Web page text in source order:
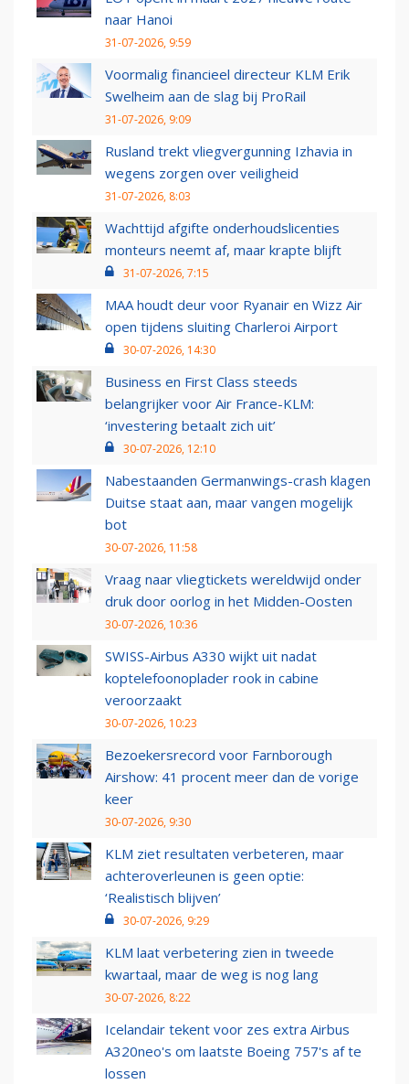
naar Hanoi
31-07-2026, 9:59
Voormalig financieel directeur KLM Erik
Swelheim aan de slag bij ProRail
31-07-2026, 9:09
Rusland trekt vliegvergunning Izhavia in
wegens zorgen over veiligheid
31-07-2026, 8:03
Wachttijd afgifte onderhoudslicenties
monteurs neemt af, maar krapte blijft
31-07-2026, 7:15
MAA houdt deur voor Ryanair en Wizz Air
open tijdens sluiting Charleroi Airport
30-07-2026, 14:30
Business en First Class steeds
belangrijker voor Air France-KLM:
‘investering betaalt zich uit’
30-07-2026, 12:10
Nabestaanden Germanwings-crash klagen
Duitse staat aan, maar vangen mogelijk
bot
30-07-2026, 11:58
Vraag naar vliegtickets wereldwijd onder
druk door oorlog in het Midden-Oosten
30-07-2026, 10:36
SWISS-Airbus A330 wijkt uit nadat
koptelefoonoplader rook in cabine
veroorzaakt
30-07-2026, 10:23
Bezoekersrecord voor Farnborough
Airshow: 41 procent meer dan de vorige
keer
30-07-2026, 9:30
KLM ziet resultaten verbeteren, maar
achteroverleunen is geen optie:
‘Realistisch blijven’
30-07-2026, 9:29
KLM laat verbetering zien in tweede
kwartaal, maar de weg is nog lang
30-07-2026, 8:22
Icelandair tekent voor zes extra Airbus
A320neo's om laatste Boeing 757's af te
lossen